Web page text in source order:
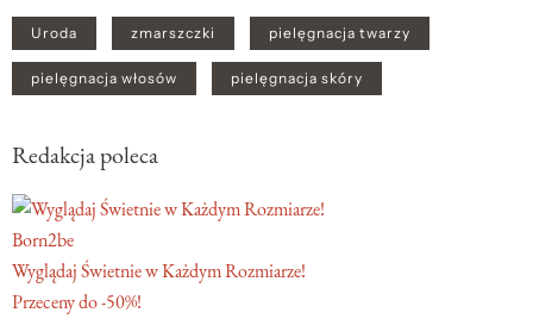
Uroda zmarszczki pielęgnacja twarzy
pielęgnacja włosów pielęgnacja skóry
Redakcja poleca
Born2be
Wyglądaj Świetnie w Każdym Rozmiarze!
Przeceny do -50%!